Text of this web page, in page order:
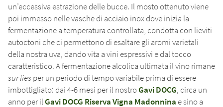
un’eccessiva estrazione delle bucce. Il mosto ottenuto viene
poi immesso nelle vasche di acciaio inox dove inizia la
fermentazione a temperatura controllata, condotta con lieviti
autoctoni che ci permettono di esaltare gli aromi varietali
della nostra uva, dando vita a vini espressivi e dal tocco
caratteristico. A fermentazione alcolica ultimata il vino rimane
sur lies per un periodo di tempo variabile prima di essere
imbottigliato: dai 4-6 mesi per il nostroGavi DOCG, circa un
anno per il Gavi DOCG Riserva Vigna Madonnina e sino a